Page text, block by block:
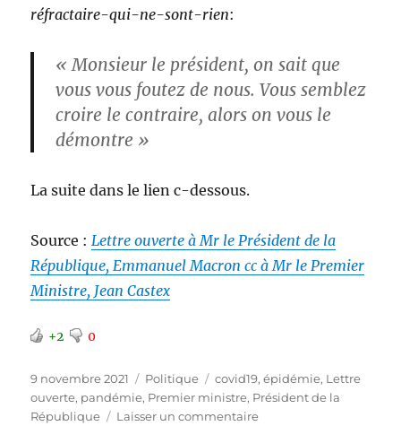
réfractaire-qui-ne-sont-rien:
« Monsieur le président, on sait que
vous vous foutez de nous. Vous semblez
croire le contraire, alors on vous le
démontre »
La suite dans le lien c-dessous.
Source :Lettre ouverte à Mr le Président de la
République, Emmanuel Macron cc à Mr le Premier
Ministre, Jean Castex
+2 0
Publié
le
9 novembre 2021 Catégories
Politique Étiquettes
covid19,épidémie, Lettre
ouverte, pandémie, Premier ministre, Président de la
République
Laisser un commentairesur